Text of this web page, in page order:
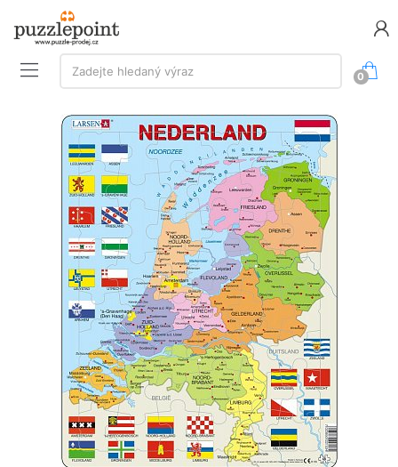
Vyhledávání:
Zadejte hledaný výraz
0